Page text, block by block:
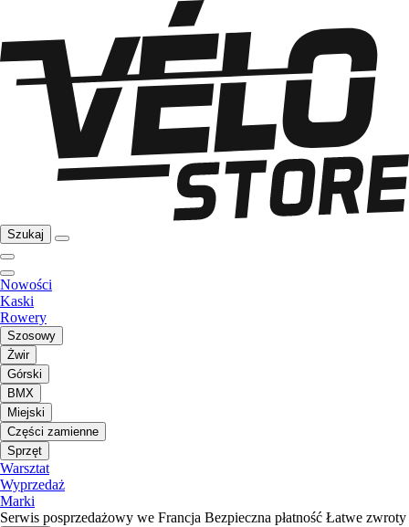
Szukaj
Nowości
Kaski
Rowery
Szosowy
Żwir
Górski
BMX
Miejski
Części zamienne
Sprzęt
Warsztat
Wyprzedaż
Marki
Serwis posprzedażowy we Francja Bezpieczna płatność Łatwe zwroty